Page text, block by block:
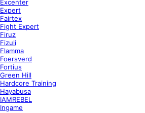
Excenter
Expert
Fairtex
Fight Expert
Firuz
Fizuli
Flamma
Foersverd
Fortius
Green Hill
Hardcore Training
Hayabusa
IAMREBEL
Ingame